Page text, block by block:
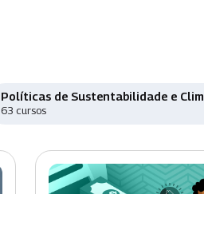
Políticas de Sustentabilidade e
63 cursos